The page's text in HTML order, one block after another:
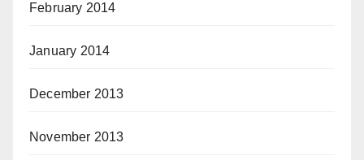
February 2014
January 2014
December 2013
November 2013